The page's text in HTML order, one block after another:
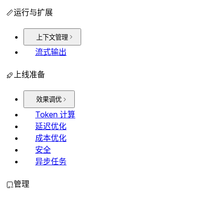
运行与扩展
上下文管理
流式输出
上线准备
效果调优
Token 计算
延迟优化
成本优化
安全
异步任务
管理